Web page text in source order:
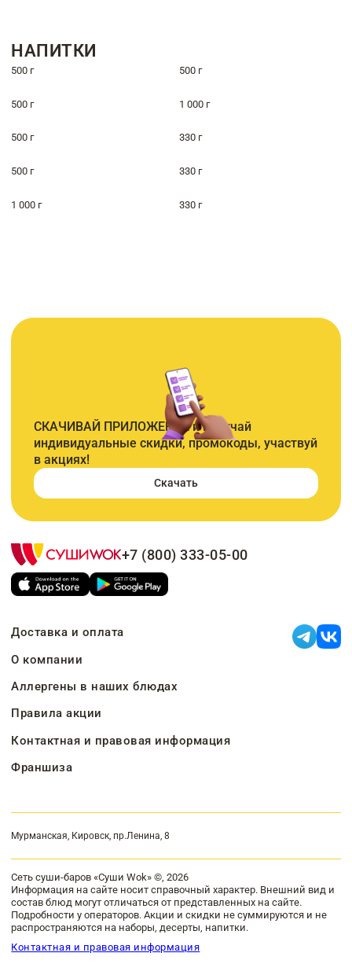
НАПИТКИ
500 г 500 г
500 г 1 000 г
500 г 330 г
500 г 330 г
1 000 г 330 г
СКАЧИВАЙ ПРИЛОЖЕНИЕ и получай
индивидуальные скидки, промокоды, участвуй
в акциях!
Скачать
+7 (800) 333-05-00
Доставка и оплата
О компании
Аллергены в наших блюдах
Правила акции
Контактная и правовая информация
Франшиза
Мурманская, Кировск, пр.Ленина, 8
Сеть суши-баров «Суши Wok» ©, 2026
Информация на сайте носит справочный характер. Внешний вид и
состав блюд могут отличаться от представленных на сайте.
Подробности у операторов. Акции и скидки не суммируются и не
распространяются на наборы, десерты, напитки.
Контактная и правовая информация